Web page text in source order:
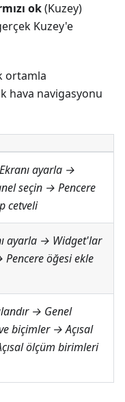
ok(Kuzey)
Kuzey'e
ortamla
hava navigasyonu
ayarla →
seçin → Pencere
cetveli
ayarla → Widget'lar
öğesi ekle
→ Genel
biçimler → Açısal
ölçüm birimleri